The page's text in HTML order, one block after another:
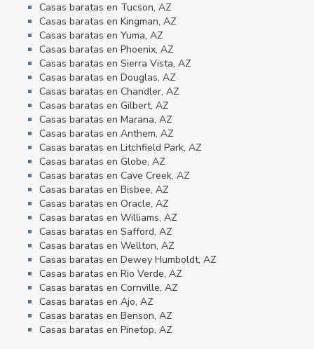
Casas baratas en Tucson, AZ
Casas baratas en Kingman, AZ
Casas baratas en Yuma, AZ
Casas baratas en Phoenix, AZ
Casas baratas en Sierra Vista, AZ
Casas baratas en Douglas, AZ
Casas baratas en Chandler, AZ
Casas baratas en Gilbert, AZ
Casas baratas en Marana, AZ
Casas baratas en Anthem, AZ
Casas baratas en Litchfield Park, AZ
Casas baratas en Globe, AZ
Casas baratas en Cave Creek, AZ
Casas baratas en Bisbee, AZ
Casas baratas en Oracle, AZ
Casas baratas en Williams, AZ
Casas baratas en Safford, AZ
Casas baratas en Wellton, AZ
Casas baratas en Dewey Humboldt, AZ
Casas baratas en Rio Verde, AZ
Casas baratas en Cornville, AZ
Casas baratas en Ajo, AZ
Casas baratas en Benson, AZ
Casas baratas en Pinetop, AZ